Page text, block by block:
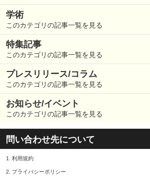
学術
このカテゴリの記事一覧を見る
特集記事
このカテゴリの記事一覧を見る
プレスリリース/コラム
このカテゴリの記事一覧を見る
お知らせ/イベント
このカテゴリの記事一覧を見る
問い合わせ先について
1. 利用規約
2. プライバシーポリシー